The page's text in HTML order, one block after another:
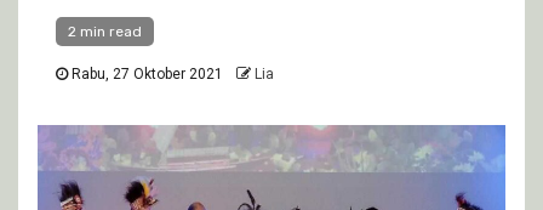
2 min read
Rabu, 27 Oktober 2021 Lia